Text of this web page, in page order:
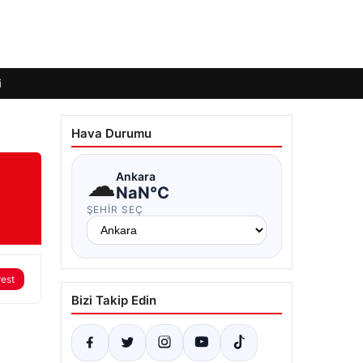
Hava Durumu
☁Ankara
NaN°C
ŞEHIR SEÇ
Bizi Takip Edin